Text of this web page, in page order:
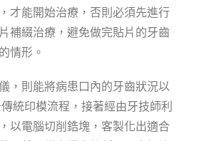
才能開始治療，否則必須先進行
補綴治療，避免做完貼片的牙齒
情形。
，則能將病患口內的牙齒狀況以
統印模流程，接著經由牙技師利
以電腦切削鋯塊，客製化出適合